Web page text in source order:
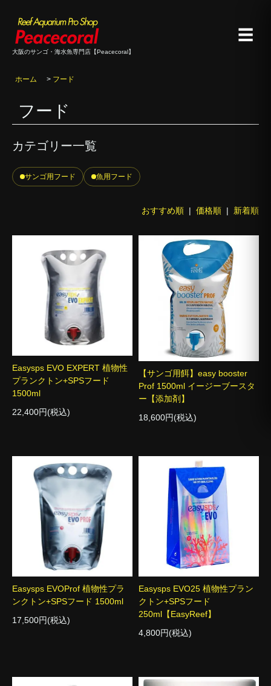
大阪のサンゴ・海水魚専門店【Peacecoral】
☰
ホーム > フード
フード
カテゴリー一覧
サンゴ用フード 魚用フード
おすすめ順 | 価格順 | 新着順
Easysps EVO EXPERT 植物性
プランクトン+SPSフード
1500ml
22,400円(税込)
【サンゴ用餌】easy booster
Prof 1500ml イージーブースタ
ー【添加剤】
18,600円(税込)
Easysps EVOProf 植物性プラ
ンクトン+SPSフード 1500ml
17,500円(税込)
Easysps EVO25 植物性プラン
クトン+SPSフード
250ml【EasyReef】
4,800円(税込)